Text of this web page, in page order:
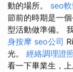
動的場所。 seo
節前的時期是一
型活動做準備。
身按摩 seo公司
光。 經絡調理證
看一下畢業生，